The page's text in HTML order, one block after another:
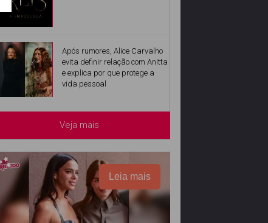
Após rumores, Alice Carvalho
evita definir relação com Anitta
e explica por que protege a
vida pessoal
Veja mais
Leia mais